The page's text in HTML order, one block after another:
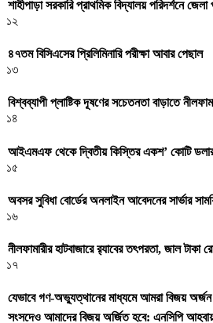
শাহীপাড়া সরকারি প্রাথমিক বিদ্যালয় পরিদর্শনে
১২
৪৭তম বিসিএসের প্রিলিমিনারি পরীক্ষা আবার পেছাল
১৩
বিশ্বব্যাপী প্লাষ্টিক দূষণের সচেতনতা বাড়াতে
১৪
আইএমএফ থেকে দ্বিতীয় কিস্তির একশ’ কোটি
১৫
অবসর সুবিধা বোর্ডের অনলাইন আবেদনের সার্ভার
১৬
নীলফামারীর হাটবাজারে র‌্যাবের তৎপরতা, জাল টাকা
১৭
যেভাবে গণ-অভ্যুত্থানের মাধ্যমে আমরা বিজয়
সংসদেও আমাদের বিজয় অর্জিত হবে: এনসিপি